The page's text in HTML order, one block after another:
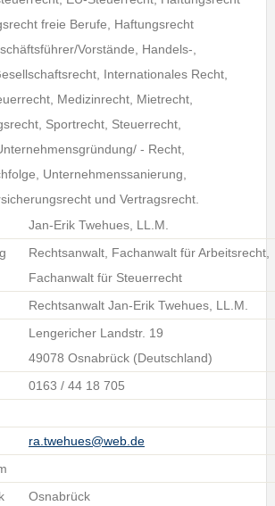
freie Berufe, Haftungsrecht
Vorstände, Handels-,
Internationales Recht,
Medizinrecht, Mietrecht,
Sportrecht, Steuerrecht,
- Recht,
Unternehmenssanierung,
und Vertragsrecht.
Jan-Erik Twehues, LL.M.
Rechtsanwalt, Fachanwalt für Arbeitsrecht,
Fachanwalt für Steuerrecht
Rechtsanwalt Jan-Erik Twehues, LL.M.
Lengericher Landstr. 19
49078 Osnabrück (Deutschland)
0163 / 44 18 705
ra.twehues@web.de
Osnabrück